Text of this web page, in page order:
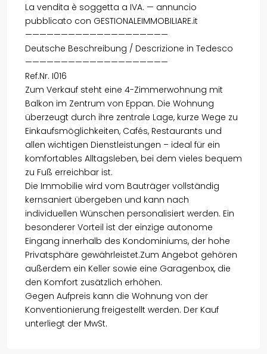
La vendita è soggetta a IVA. — annuncio
pubblicato con GESTIONALEIMMOBILIARE.it
————————————————————
Deutsche Beschreibung / Descrizione in Tedesco
————————————————————
Ref.Nr. I016
Zum Verkauf steht eine 4-Zimmerwohnung mit
Balkon im Zentrum von Eppan. Die Wohnung
überzeugt durch ihre zentrale Lage, kurze Wege zu
Einkaufsmöglichkeiten, Cafés, Restaurants und
allen wichtigen Dienstleistungen – ideal für ein
komfortables Alltagsleben, bei dem vieles bequem
zu Fuß erreichbar ist.
Die Immobilie wird vom Bauträger vollständig
kernsaniert übergeben und kann nach
individuellen Wünschen personalisiert werden. Ein
besonderer Vorteil ist der einzige autonome
Eingang innerhalb des Kondominiums, der hohe
Privatsphäre gewährleistet.Zum Angebot gehören
außerdem ein Keller sowie eine Garagenbox, die
den Komfort zusätzlich erhöhen.
Gegen Aufpreis kann die Wohnung von der
Konventionierung freigestellt werden. Der Kauf
unterliegt der MwSt.